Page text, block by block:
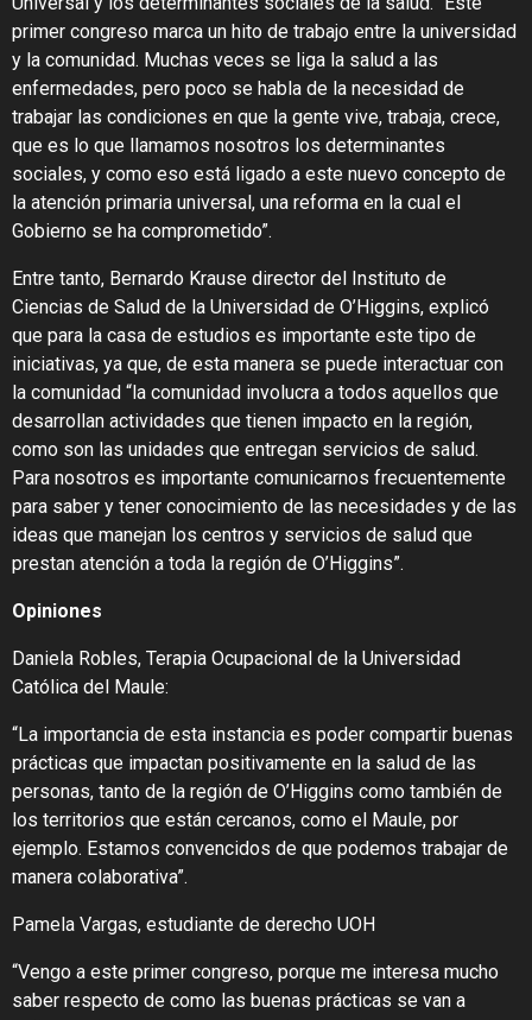
primer congreso marca un hito de trabajo entre la universidad
y la comunidad. Muchas veces se liga la salud a las
enfermedades, pero poco se habla de la necesidad de
trabajar las condiciones en que la gente vive, trabaja, crece,
que es lo que llamamos nosotros los determinantes
sociales, y como eso está ligado a este nuevo concepto de
la atención primaria universal, una reforma en la cual el
Gobierno se ha comprometido”.
Entre tanto, Bernardo Krause director del Instituto de
Ciencias de Salud de la Universidad de O’Higgins, explicó
que para la casa de estudios es importante este tipo de
iniciativas, ya que, de esta manera se puede interactuar con
la comunidad “la comunidad involucra a todos aquellos que
desarrollan actividades que tienen impacto en la región,
como son las unidades que entregan servicios de salud.
Para nosotros es importante comunicarnos frecuentemente
para saber y tener conocimiento de las necesidades y de las
ideas que manejan los centros y servicios de salud que
prestan atención a toda la región de O’Higgins”.
Opiniones
Daniela Robles, Terapia Ocupacional de la Universidad
Católica del Maule:
“La importancia de esta instancia es poder compartir buenas
prácticas que impactan positivamente en la salud de las
personas, tanto de la región de O’Higgins como también de
los territorios que están cercanos, como el Maule, por
ejemplo. Estamos convencidos de que podemos trabajar de
manera colaborativa”.
Pamela Vargas, estudiante de derecho UOH
“Vengo a este primer congreso, porque me interesa mucho
saber respecto de como las buenas prácticas se van a